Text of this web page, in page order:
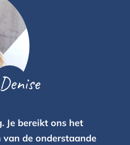
Denise
Je bereikt ons het
de onderstaande